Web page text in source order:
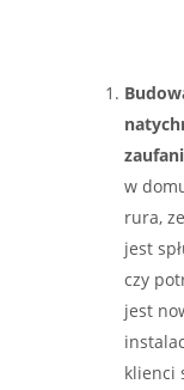
w
rura,
jest
czy
jest
klienci